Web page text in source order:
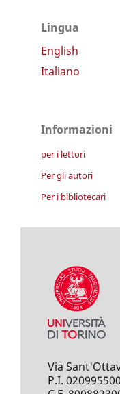
Lingua
English
Italiano
Informazioni
per i lettori
Per gli autori
Per i bibliotecari
Via
P.I.